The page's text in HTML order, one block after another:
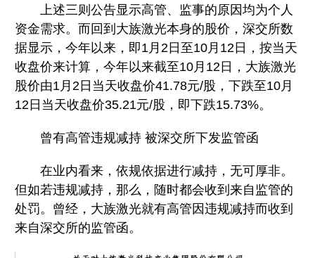
上述三则公告显示高管、监事的原因均为个人
资金需求。而回到大族激光本身的股价，深交所数
据显示，今年以来，即1月2日至10月12日，按当天
收盘价来计算，今年以来截至10月12日，大族激光
股价由1月2日当天收盘价41.78元/股，下跌至10月
12日当天收盘价35.21元/股，即下跌15.73%。
曾有高管违规减持 被深交所下发监管函
在业内看来，依规依据进行减持，无可厚非。
但如若违规减持，那么，随时都会收到来自监管的
处罚。曾经，大族激光就有高管因违规减持而收到
来自深交所的监管函。